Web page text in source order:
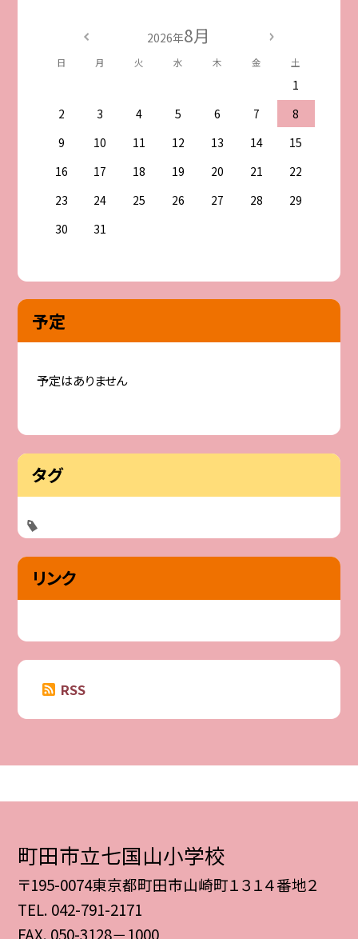
2026年8月
日 月 火 水 木 金 土
1
2
3 4 5 6 7
8
9
10 11 12 13 14
15
16
17 18 19 20 21
22
23
24 25 26 27 28
29
30
31
予定
予定はありません
タグ
リンク
RSS
町田市立七国山小学校
〒195-0074東京都町田市山崎町１３１４番地２
TEL. 042-791-2171
FAX. 050-3128－1000